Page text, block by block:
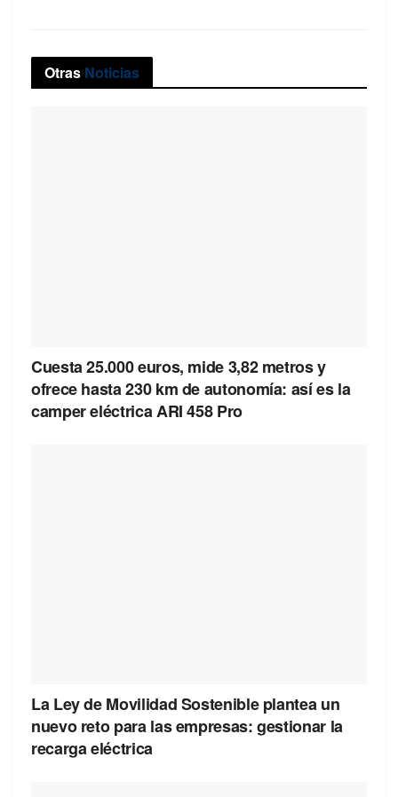
Otras Noticias
Cuesta 25.000 euros, mide 3,82 metros y
ofrece hasta 230 km de autonomía: así es la
camper eléctrica ARI 458 Pro
La Ley de Movilidad Sostenible plantea un
nuevo reto para las empresas: gestionar la
recarga eléctrica